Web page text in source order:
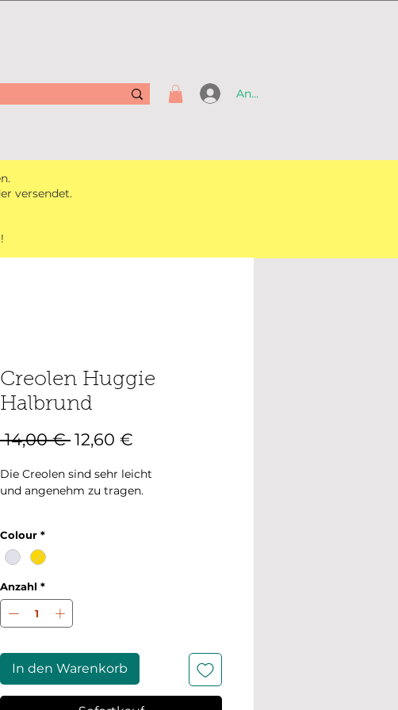
Anmelden
versendet.
Creolen Huggie
Halbrund
14,00 € Standardpreis
12,60 €
Die Creolen sind sehr leicht
und angenehm zu tragen.
Colour *
Anzahl *
In den Warenkorb